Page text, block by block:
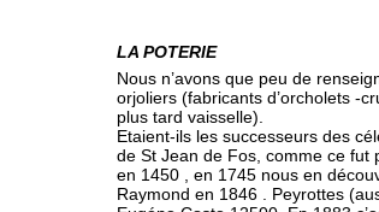
LA POTERIE
Nous n’avons que peu de
orjoliers (fabricants d’orcholets -
plus tard vaisselle).
Etaient-ils les successeurs des
de St Jean de Fos, comme ce fut
en 1450 , en 1745 nous en
Raymond en 1846 . Peyrottes